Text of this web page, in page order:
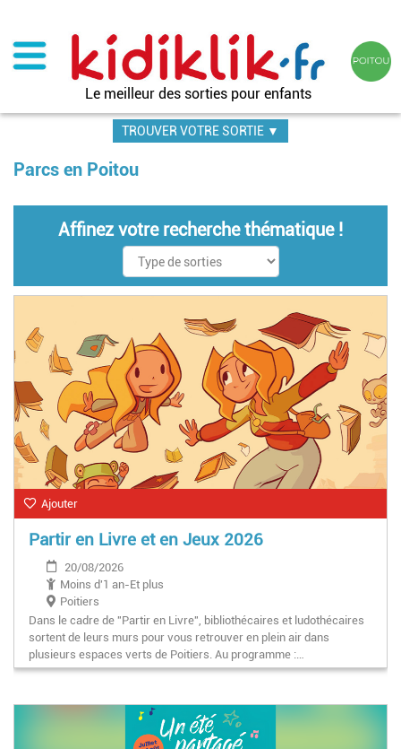
contenu
principal
Le meilleur des sorties pour enfants
TROUVER VOTRE SORTIE ▼
Parcs en Poitou
Affinez votre recherche thématique !
Ajouter
Partir en Livre et en Jeux 2026
20/08/2026
Moins d'1 an-Et plus
Poitiers
Dans le cadre de "Partir en Livre", bibliothécaires et ludothécaires
sortent de leurs murs pour vous retrouver en plein air dans
plusieurs espaces verts de Poitiers. Au programme :…